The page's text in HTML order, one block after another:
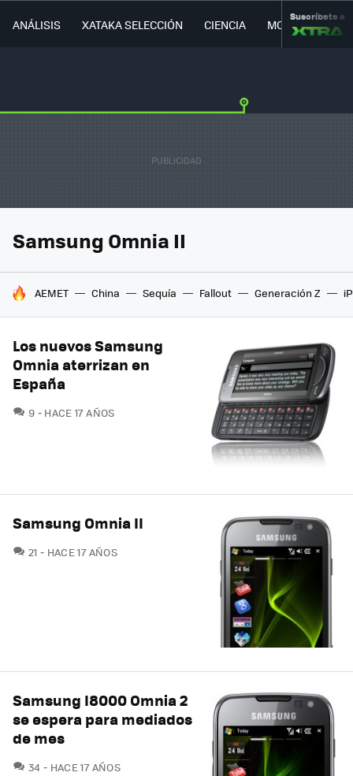
ANÁLISIS XATAKA SELECCIÓN CIENCIA MOVILIDAD
Suscríbete a
Samsung Omnia II
HOY SE HABLA DE
AEMET China Sequía Fallout Generación Z
Los nuevos Samsung
Omnia aterrizan en
España
9 COMENTARIOS
HACE 17 AÑOS
Samsung Omnia II
21 COMENTARIOS
HACE 17 AÑOS
Samsung I8000 Omnia 2
se espera para mediados
de mes
34 COMENTARIOS
HACE 17 AÑOS